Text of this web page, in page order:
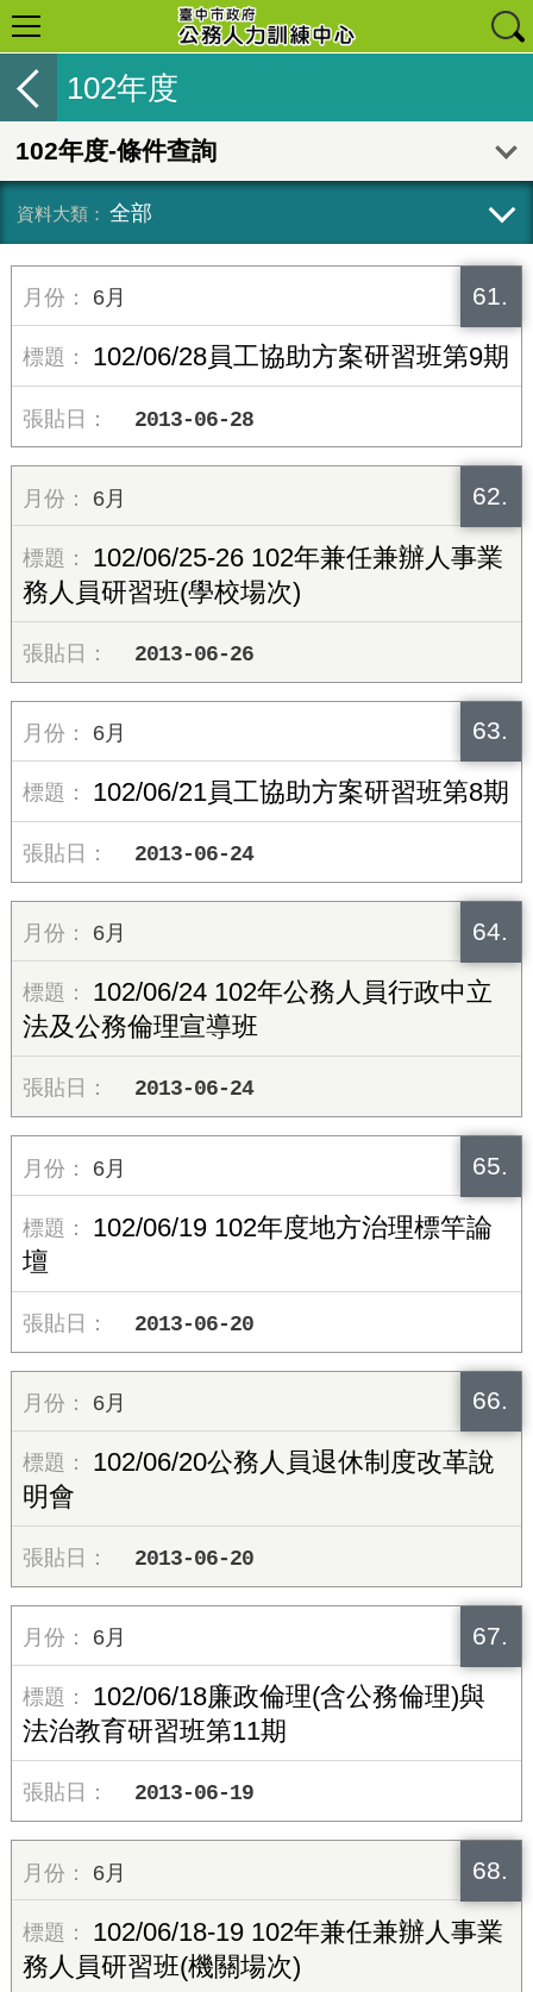
102年度
102年度-條件查詢
全部
61.
6月
102/06/28員工協助方案研習班第9期
2013-06-28
62.
6月
102/06/25-26 102年兼任兼辦人事業
務人員研習班(學校場次)
2013-06-26
63.
6月
102/06/21員工協助方案研習班第8期
2013-06-24
64.
6月
102/06/24 102年公務人員行政中立
法及公務倫理宣導班
2013-06-24
65.
6月
102/06/19 102年度地方治理標竿論
壇
2013-06-20
66.
6月
102/06/20公務人員退休制度改革說
明會
2013-06-20
67.
6月
102/06/18廉政倫理(含公務倫理)與
法治教育研習班第11期
2013-06-19
68.
6月
102/06/18-19 102年兼任兼辦人事業
務人員研習班(機關場次)